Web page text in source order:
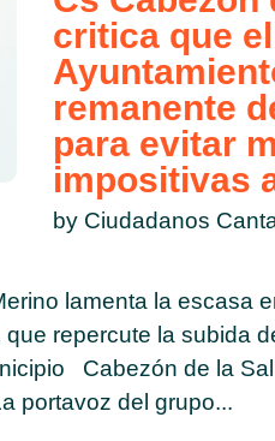
critica que el
remanente
para evitar
impositivas
by Ciudadanos
lamenta la escasa
repercute la subida
Cabezón de la
portavoz del grupo...